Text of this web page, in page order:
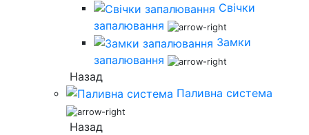
Свічки
запалювання
Замки
запалювання
Назад
Паливна система
Назад